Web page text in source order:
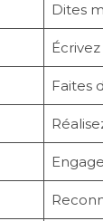
Dites
Faites